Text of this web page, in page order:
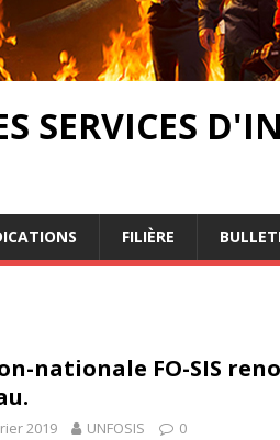
SERVICES
FILIÈRE
nationale FO-SIS
2019 UNFOSIS 0